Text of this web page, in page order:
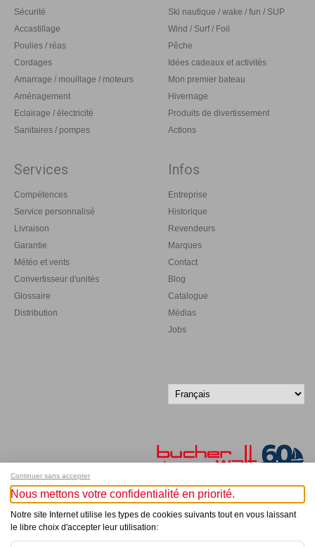
Sécurité
Accastillage
Poulies / réas
Cordages
Amarrage / mouillage / moteurs
Aménagement
Eclairage / électricité
Sanitaires / pompes
Ski nautique / wake / fun / SUP
Wind / Surf / Foil
Pêche
Idées cadeaux et activités
Mon premier bateau
Hivernage
Produits de divertissement
Actions
Services
Compétences
Service personnalisé
Livraison
Garantie
Météo et vents
Convertisseur d'unités
Glossaire
Distribution
Infos
Entreprise
Historique
Revendeurs
Marques
Contact
Blog
Catalogue
Médias
Jobs
Inscrivez-vous à notre newsletter !
© Bucher+Walt 2011-2026
Continuer sans accepter
Nous mettons votre confidentialité en priorité.
Notre site Internet utilise les types de cookies suivants tout en vous laissant
le libre choix d'accepter leur utilisation: